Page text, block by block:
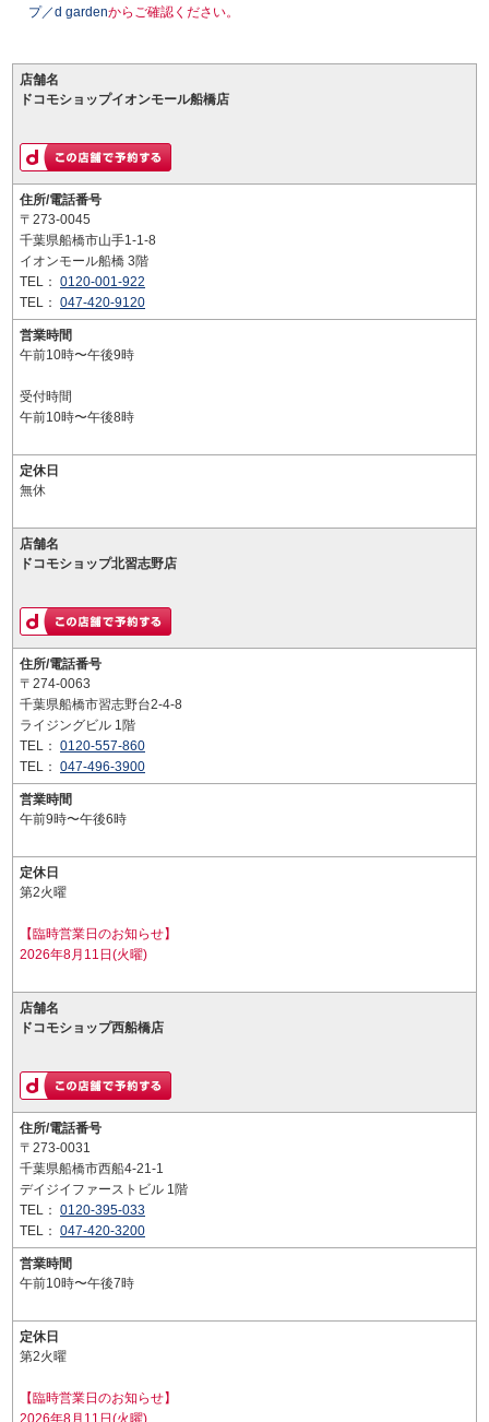
プ／d gardenからご確認ください。
店舗名
ドコモショップイオンモール船橋店
住所/電話番号
〒273-0045
千葉県船橋市山手1-1-8
イオンモール船橋 3階
TEL： 0120-001-922
TEL： 047-420-9120
営業時間
午前10時〜午後9時
受付時間
午前10時〜午後8時
定休日
無休
店舗名
ドコモショップ北習志野店
住所/電話番号
〒274-0063
千葉県船橋市習志野台2-4-8
ライジングビル 1階
TEL： 0120-557-860
TEL： 047-496-3900
営業時間
午前9時〜午後6時
定休日
第2火曜
【臨時営業日のお知らせ】
2026年8月11日(火曜)
店舗名
ドコモショップ西船橋店
住所/電話番号
〒273-0031
千葉県船橋市西船4-21-1
デイジイファーストビル 1階
TEL： 0120-395-033
TEL： 047-420-3200
営業時間
午前10時〜午後7時
定休日
第2火曜
【臨時営業日のお知らせ】
2026年8月11日(火曜)